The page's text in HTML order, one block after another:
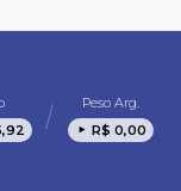
Peso Arg.
R$ 0,00